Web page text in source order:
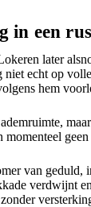
in een
later
niet echt op
hem
van geduld,
verdwijnt